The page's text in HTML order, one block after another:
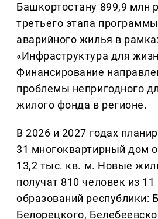
Башкортостану 899,9 млн
третьего этапа
аварийного жилья в
«Инфраструктура для
Финансирование
проблемы непригодного
жилого фонда в регионе.
В 2026 и 2027 годах
31 многоквартирный дом
13,2 тыс. кв. м. Новые
получат 810 человек из
образований республики:
Белорецкого,